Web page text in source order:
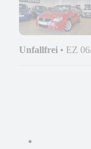
Unfallfrei • EZ